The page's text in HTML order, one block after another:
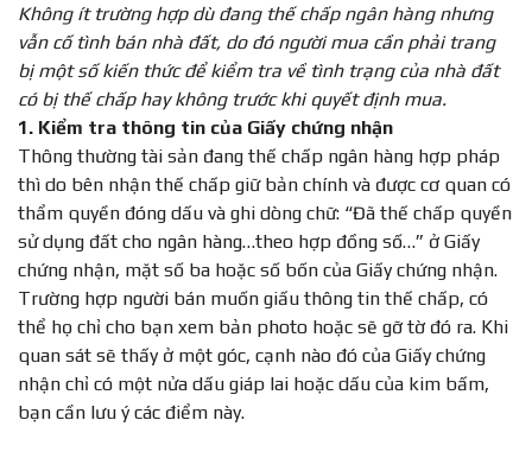
Không ít trường hợp dù đang thế chấp ngân hàng nhưng
vẫn cố tình bán nhà đất, do đó người mua cần phải trang
bị một số kiến thức để kiểm tra về tình trạng của nhà đất
có bị thế chấp hay không trước khi quyết định mua.
1. Kiểm tra thông tin của Giấy chứng nhận
Thông thường tài sản đang thế chấp ngân hàng hợp pháp
thì do bên nhận thế chấp giữ bản chính và được cơ quan có
thẩm quyền đóng dấu và ghi dòng chữ: “Đã thế chấp quyền
sử dụng đất cho ngân hàng…theo hợp đồng số…” ở Giấy
chứng nhận, mặt số ba hoặc số bốn của Giấy chứng nhận.
Trường hợp người bán muốn giấu thông tin thế chấp, có
thể họ chỉ cho bạn xem bản photo hoặc sẽ gỡ tờ đó ra. Khi
quan sát sẽ thấy ở một góc, cạnh nào đó của Giấy chứng
nhận chỉ có một nửa dấu giáp lai hoặc dấu của kim bấm,
bạn cần lưu ý các điểm này.